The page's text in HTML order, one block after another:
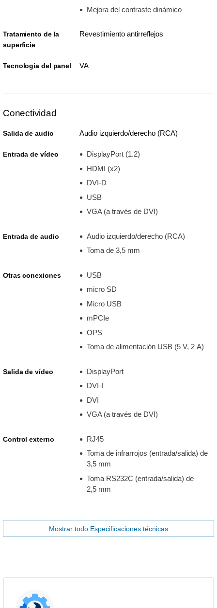
Mejora del contraste dinámico
Tratamiento de la
superficie
Revestimiento antirreflejos
Tecnología del panel VA
Conectividad
Salida de audio Audio izquierdo/derecho (RCA)
Entrada de vídeo
DisplayPort (1.2)
HDMI (x2)
DVI-D
USB
VGA (a través de DVI)
Entrada de audio
Audio izquierdo/derecho (RCA)
Toma de 3,5 mm
Otras conexiones
USB
micro SD
Micro USB
mPCIe
OPS
Toma de alimentación USB (5 V, 2 A)
Salida de vídeo
DisplayPort
DVI-I
DVI
VGA (a través de DVI)
Control externo
RJ45
Toma de infrarrojos (entrada/salida) de
3,5 mm
Toma RS232C (entrada/salida) de
2,5 mm
Mostrar todo Especificaciones técnicas